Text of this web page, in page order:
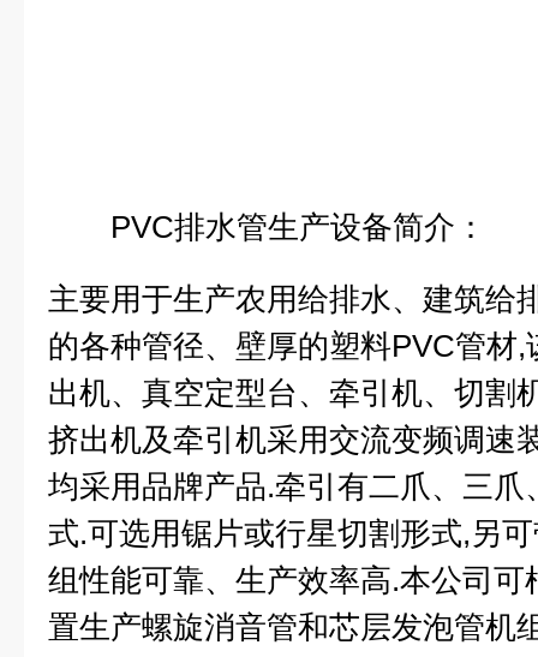
PVC排水管生产设备简介：
主要用于生产农用给排水、建筑给
的各种管径、壁厚的塑料PVC管材
出机、真空定型台、牵引机、切割
挤出机及牵引机采用交流变频调速
均采用品牌产品.牵引有二爪、三
式.可选用锯片或行星切割形式,另
组性能可靠、生产效率高.本公司
置生产螺旋消音管和芯层发泡管机